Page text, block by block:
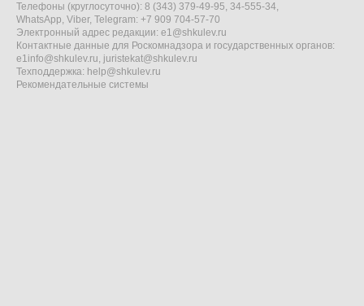
Телефоны (круглосуточно): 8 (343) 379-49-95, 34-555-34,
WhatsApp, Viber, Telegram: +7 909 704-57-70
Электронный адрес редакции: e1@shkulev.ru
Контактные данные для Роскомнадзора и государственных органов:
e1info@shkulev.ru, juristekat@shkulev.ru
Техподдержка: help@shkulev.ru
Рекомендательные системы